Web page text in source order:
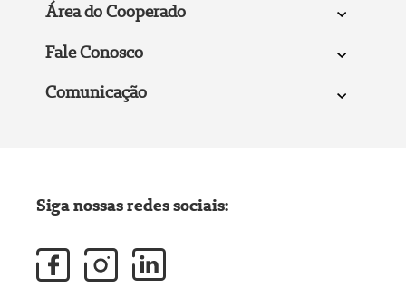
Área do Cooperado
Fale Conosco
Comunicação
Siga nossas redes sociais: